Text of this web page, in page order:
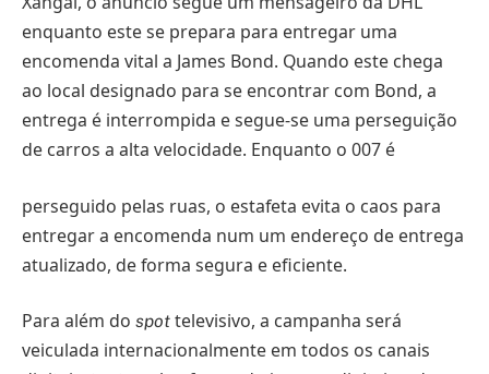
enquanto este se prepara para entregar uma
encomenda vital a James Bond. Quando este chega
ao local designado para se encontrar com Bond, a
entrega é interrompida e segue-se uma perseguição
de carros a alta velocidade. Enquanto o 007 é
perseguido pelas ruas, o estafeta evita o caos para
entregar a encomenda num um endereço de entrega
atualizado, de forma segura e eficiente.
Para além do spot televisivo, a campanha será
veiculada internacionalmente em todos os canais